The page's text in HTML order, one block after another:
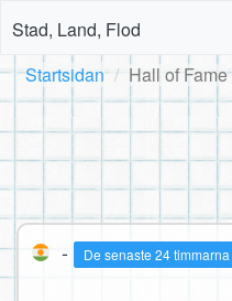
Stad, Land, Flod
Startsidan Hall of Fame
- De senaste 24 timmarna